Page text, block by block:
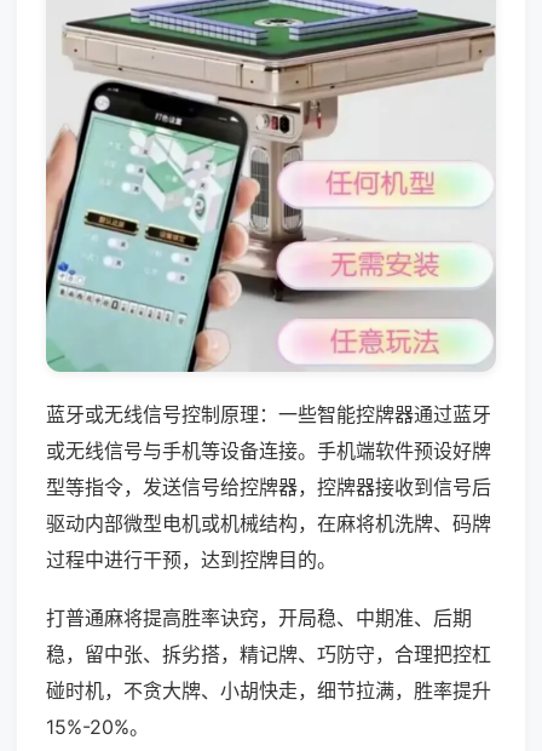
蓝牙或无线信号控制原理：一些智能控牌器通过蓝牙
或无线信号与手机等设备连接。手机端软件预设好牌
型等指令，发送信号给控牌器，控牌器接收到信号后
驱动内部微型电机或机械结构，在麻将机洗牌、码牌
过程中进行干预，达到控牌目的。
打普通麻将提高胜率诀窍，开局稳、中期准、后期
稳，留中张、拆劣搭，精记牌、巧防守，合理把控杠
碰时机，不贪大牌、小胡快走，细节拉满，胜率提升
15%-20%。